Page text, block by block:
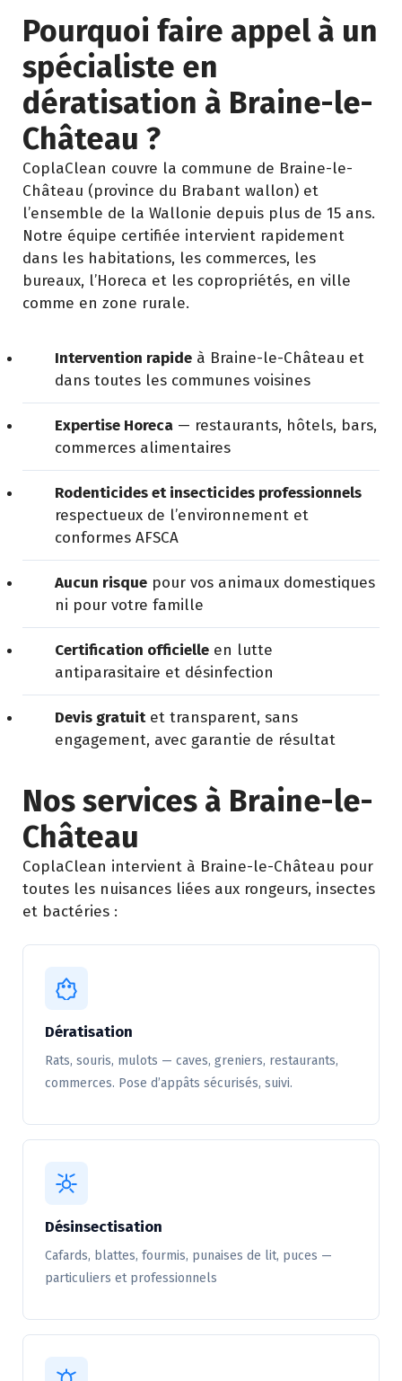
Pourquoi faire appel à un
spécialiste en
dératisation à Braine-le-
Château ?
CoplaClean couvre la commune de Braine-le-
Château (province du Brabant wallon) et
l’ensemble de la Wallonie depuis plus de 15 ans.
Notre équipe certifiée intervient rapidement
dans les habitations, les commerces, les
bureaux, l’Horeca et les copropriétés, en ville
comme en zone rurale.
Intervention rapide à Braine-le-Château et
dans toutes les communes voisines
Expertise Horeca — restaurants, hôtels, bars,
commerces alimentaires
Rodenticides et insecticides professionnels
respectueux de l’environnement et
conformes AFSCA
Aucun risque pour vos animaux domestiques
ni pour votre famille
Certification officielle en lutte
antiparasitaire et désinfection
Devis gratuitet transparent, sans
engagement, avec garantie de résultat
Nos services à Braine-le-
Château
CoplaClean intervient à Braine-le-Château pour
toutes les nuisances liées aux rongeurs, insectes
et bactéries :
Dératisation
Rats, souris, mulots — caves, greniers, restaurants,
commerces. Pose d’appâts sécurisés, suivi.
Désinsectisation
Cafards, blattes, fourmis, punaises de lit, puces —
particuliers et professionnels